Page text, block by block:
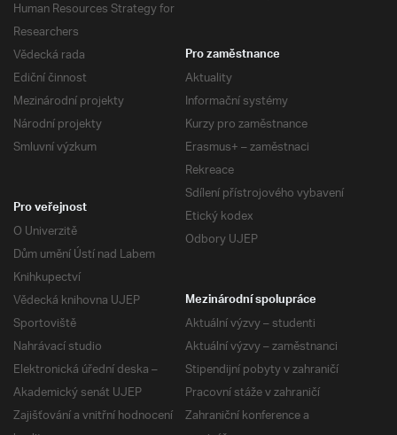
Human Resources Strategy for
Researchers
Vědecká rada
Ediční činnost
Mezinárodní projekty
Národní projekty
Smluvní výzkum
Pro zaměstnance
Aktuality
Informační systémy
Kurzy pro zaměstnance
Erasmus+ – zaměstnaci
Rekreace
Sdílení přístrojového vybavení
Etický kodex
Odbory UJEP
Pro veřejnost
O Univerzitě
Dům umění Ústí nad Labem
Knihkupectví
Vědecká knihovna UJEP
Sportoviště
Nahrávací studio
Elektronická úřední deska –
Akademický senát UJEP
Zajišťování a vnitřní hodnocení
Mezinárodní spolupráce
Aktuální výzvy – studenti
Aktuální výzvy – zaměstnanci
Stipendijní pobyty v zahraničí
Pracovní stáže v zahraničí
Zahraniční konference a